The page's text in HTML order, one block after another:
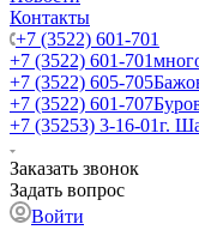
Контакты
+7 (3522) 601-701
+7 (3522) 601-701
+7 (3522) 605-705
+7 (3522) 601-707
+7 (35253) 3-16-01г.
Заказать звонок
Задать вопрос
Войти